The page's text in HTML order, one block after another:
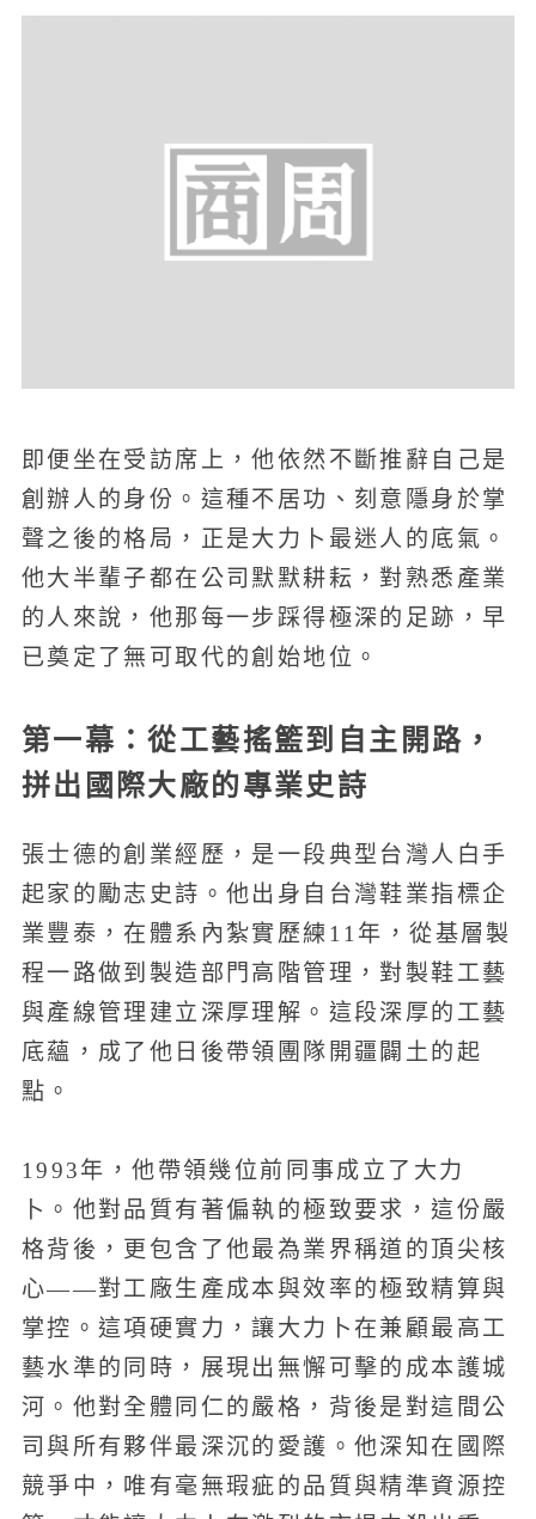
即便坐在受訪席上，他依然不斷推辭自己是
創辦人的身份。這種不居功、刻意隱身於掌
聲之後的格局，正是大力卜最迷人的底氣。
他大半輩子都在公司默默耕耘，對熟悉產業
的人來說，他那每一步踩得極深的足跡，早
已奠定了無可取代的創始地位。
第一幕：從工藝搖籃到自主開路，
拼出國際大廠的專業史詩
張士德的創業經歷，是一段典型台灣人白手
起家的勵志史詩。他出身自台灣鞋業指標企
業豐泰，在體系內紮實歷練11年，從基層製
程一路做到製造部門高階管理，對製鞋工藝
與產線管理建立深厚理解。這段深厚的工藝
底蘊，成了他日後帶領團隊開疆闢土的起
點。
1993年，他帶領幾位前同事成立了大力
卜。他對品質有著偏執的極致要求，這份嚴
格背後，更包含了他最為業界稱道的頂尖核
心——對工廠生產成本與效率的極致精算與
掌控。這項硬實力，讓大力卜在兼顧最高工
藝水準的同時，展現出無懈可擊的成本護城
河。他對全體同仁的嚴格，背後是對這間公
司與所有夥伴最深沉的愛護。他深知在國際
競爭中，唯有毫無瑕疵的品質與精準資源控